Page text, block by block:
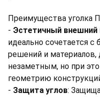
Преимущества уголка
- Эстетичный внешний
идеально сочетается
решений и материалов,
незаметным, но при
геометрию
- Защита углов: